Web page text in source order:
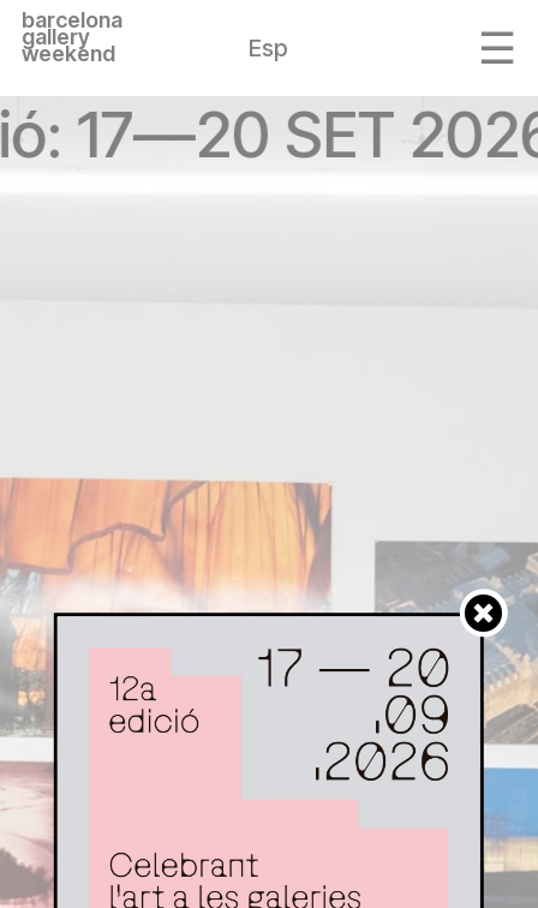
barcelona
gallery
weekend Esp
17—20 SET